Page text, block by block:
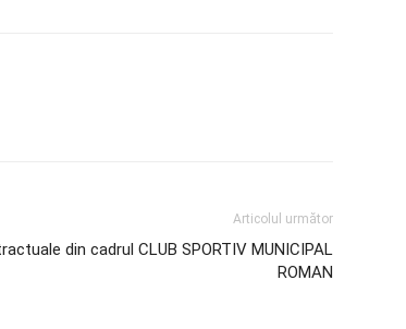
Articolul următor
din cadrul CLUB SPORTIV MUNICIPAL
ROMAN